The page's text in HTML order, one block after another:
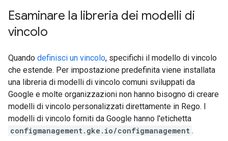
Esaminare la libreria dei modelli di
vincolo
Quando definisci un vincolo, specifichi il modello di vincolo
che estende. Per impostazione predefinita viene installata
una libreria di modelli di vincolo comuni sviluppati da
Google e molte organizzazioni non hanno bisogno di creare
modelli di vincolo personalizzati direttamente in Rego. I
modelli di vincolo forniti da Google hanno l'etichetta
configmanagement.gke.io/configmanagement .